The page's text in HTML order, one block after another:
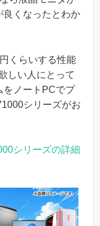
良くなったとわか
くらいする性能
しい人にとって
をノートPCでプ
シリーズがお
シリーズの詳細